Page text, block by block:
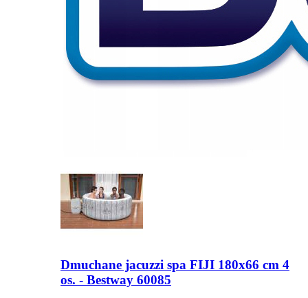
Dmuchane jacuzzi spa FIJI 180x66 cm 4
os. - Bestway 60085